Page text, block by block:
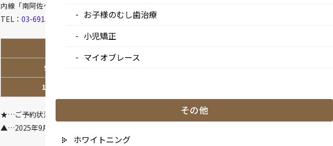
内線「南阿佐ケ谷駅」徒歩8分
TEL： 03-6915-1315
9:00-13:00
14:00-18:00
★…ご予約状況により診療を行わせて頂きます。
※休診日：火曜（9月より月2回）・日曜・祝日
▲…2025年9月より第2火曜日、第4火曜日は診療日となります。
お子様のむし歯治療
小児矯正
マイオブレース
その他
ホワイトニング